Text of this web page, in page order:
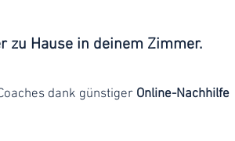
zu Hause in deinem Zimmer.
dank günstiger Online-Nachhilfe